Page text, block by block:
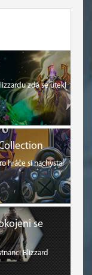
zdá se utekl
hráče si nachystal
se
Blizzard